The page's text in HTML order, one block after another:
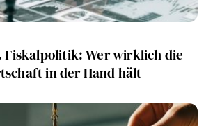
Fiskalpolitik: Wer wirklich die
in der Hand hält